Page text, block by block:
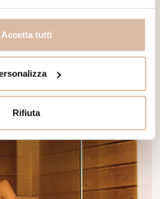
Accetta tutti
Rifiuta
Dettagli